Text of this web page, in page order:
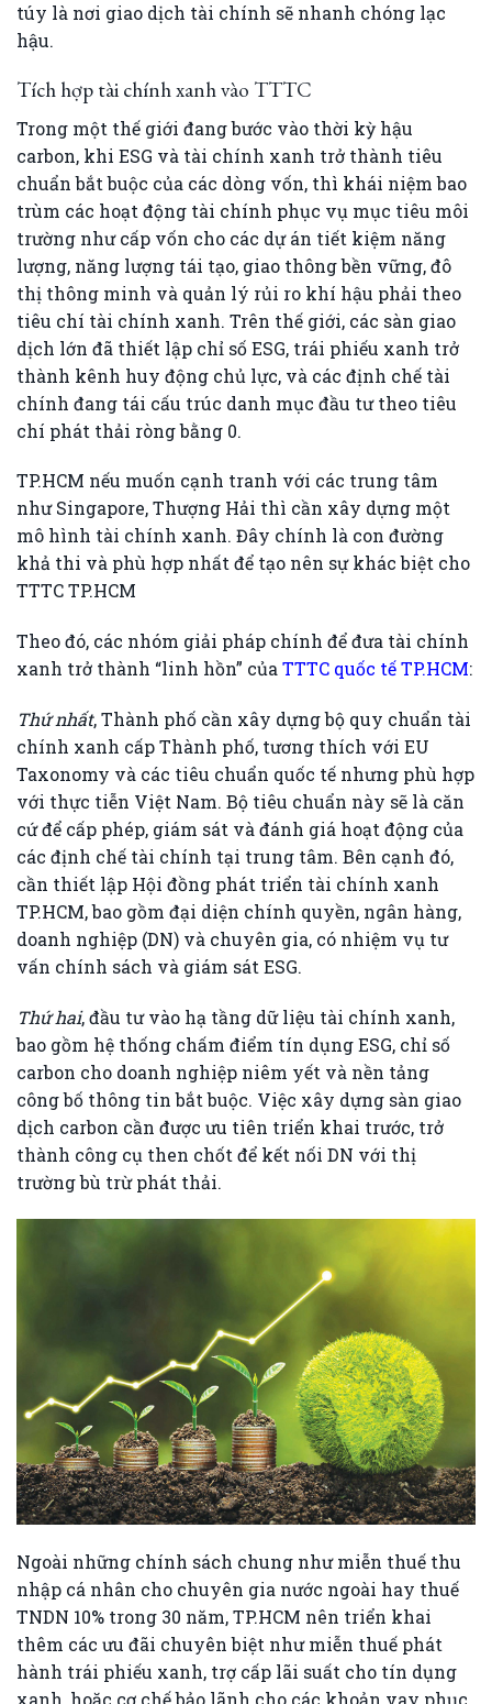
túy là nơi giao dịch tài chính sẽ nhanh chóng lạc
hậu.
Tích hợp tài chính xanh vào TTTC
Trong một thế giới đang bước vào thời kỳ hậu
carbon, khi ESG và tài chính xanh trở thành tiêu
chuẩn bắt buộc của các dòng vốn, thì khái niệm bao
trùm các hoạt động tài chính phục vụ mục tiêu môi
trường như cấp vốn cho các dự án tiết kiệm năng
lượng, năng lượng tái tạo, giao thông bền vững, đô
thị thông minh và quản lý rủi ro khí hậu phải theo
tiêu chí tài chính xanh. Trên thế giới, các sàn giao
dịch lớn đã thiết lập chỉ số ESG, trái phiếu xanh trở
thành kênh huy động chủ lực, và các định chế tài
chính đang tái cấu trúc danh mục đầu tư theo tiêu
chí phát thải ròng bằng 0.
TP.HCM nếu muốn cạnh tranh với các trung tâm
như Singapore, Thượng Hải thì cần xây dựng một
mô hình tài chính xanh. Đây chính là con đường
khả thi và phù hợp nhất để tạo nên sự khác biệt cho
TTTC TP.HCM
Theo đó, các nhóm giải pháp chính để đưa tài chính
xanh trở thành “linh hồn” củaTTTC quốc tế TP.HCM:
Thứ nhất, Thành phố cần xây dựng bộ quy chuẩn tài
chính xanh cấp Thành phố, tương thích với EU
Taxonomy và các tiêu chuẩn quốc tế nhưng phù hợp
với thực tiễn Việt Nam. Bộ tiêu chuẩn này sẽ là căn
cứ để cấp phép, giám sát và đánh giá hoạt động của
các định chế tài chính tại trung tâm. Bên cạnh đó,
cần thiết lập Hội đồng phát triển tài chính xanh
TP.HCM, bao gồm đại diện chính quyền, ngân hàng,
doanh nghiệp (DN) và chuyên gia, có nhiệm vụ tư
vấn chính sách và giám sát ESG.
Thứ hai, đầu tư vào hạ tầng dữ liệu tài chính xanh,
bao gồm hệ thống chấm điểm tín dụng ESG, chỉ số
carbon cho doanh nghiệp niêm yết và nền tảng
công bố thông tin bắt buộc. Việc xây dựng sàn giao
dịch carbon cần được ưu tiên triển khai trước, trở
thành công cụ then chốt để kết nối DN với thị
trường bù trừ phát thải.
Ngoài những chính sách chung như miễn thuế thu
nhập cá nhân cho chuyên gia nước ngoài hay thuế
TNDN 10% trong 30 năm, TP.HCM nên triển khai
thêm các ưu đãi chuyên biệt như miễn thuế phát
hành trái phiếu xanh, trợ cấp lãi suất cho tín dụng
xanh, hoặc cơ chế bảo lãnh cho các khoản vay phục